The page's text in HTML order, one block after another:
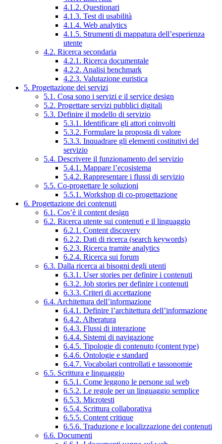
4.1.2. Questionari
4.1.3. Test di usabilità
4.1.4. Web analytics
4.1.5. Strumenti di mappatura dell’esperienza
utente
4.2. Ricerca secondaria
4.2.1. Ricerca documentale
4.2.2. Analisi benchmark
4.2.3. Valutazione euristica
5. Progettazione dei servizi
5.1. Cosa sono i servizi e il service design
5.2. Progettare servizi pubblici digitali
5.3. Definire il modello di servizio
5.3.1. Identificare gli attori coinvolti
5.3.2. Formulare la proposta di valore
5.3.3. Inquadrare gli elementi costitutivi del
servizio
5.4. Descrivere il funzionamento del servizio
5.4.1. Mappare l’ecosistema
5.4.2. Rappresentare i flussi di servizio
5.5. Co-progettare le soluzioni
5.5.1. Workshop di co-progettazione
6. Progettazione dei contenuti
6.1. Cos’è il content design
6.2. Ricerca utente sui contenuti e il linguaggio
6.2.1. Content discovery
6.2.2. Dati di ricerca (search keywords)
6.2.3. Ricerca tramite analytics
6.2.4. Ricerca sui forum
6.3. Dalla ricerca ai bisogni degli utenti
6.3.1. User stories per definire i contenuti
6.3.2. Job stories per definire i contenuti
6.3.3. Criteri di accettazione
6.4. Architettura dell’informazione
6.4.1. Definire l’architettura dell’informazione
6.4.2. Alberatura
6.4.3. Flussi di interazione
6.4.4. Sistemi di navigazione
6.4.5. Tipologie di contenuto (content type)
6.4.6. Ontologie e standard
6.4.7. Vocabolari controllati e tassonomie
6.5. Scrittura e linguaggio
6.5.1. Come leggono le persone sul web
6.5.2. Le regole per un linguaggio semplice
6.5.3. Microtesti
6.5.4. Scrittura collaborativa
6.5.5. Content critique
6.5.6. Traduzione e localizzazione dei contenuti
6.6. Documenti